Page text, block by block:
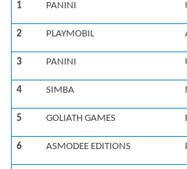
1 PANINI
2 PLAYMOBIL
3 PANINI
4 SIMBA
5 GOLIATH GAMES
6 ASMODEE EDITIONS